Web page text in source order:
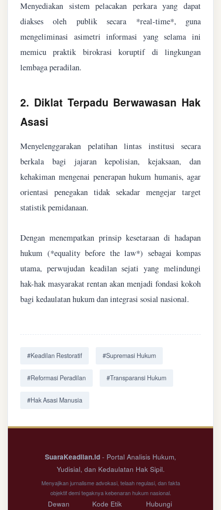
Menyediakan sistem pelacakan perkara yang dapat
diakses oleh publik secara *real-time*, guna
mengeliminasi asimetri informasi yang selama ini
memicu praktik birokrasi koruptif di lingkungan
lembaga peradilan.
2. Diklat Terpadu Berwawasan Hak
Asasi
Menyelenggarakan pelatihan lintas institusi secara
berkala bagi jajaran kepolisian, kejaksaan, dan
kehakiman mengenai penerapan hukum humanis, agar
orientasi penegakan tidak sekadar mengejar target
statistik pemidanaan.
Dengan menempatkan prinsip kesetaraan di hadapan
hukum (*equality before the law*) sebagai kompas
utama, perwujudan keadilan sejati yang melindungi
hak-hak masyarakat rentan akan menjadi fondasi kokoh
bagi kedaulatan hukum dan integrasi sosial nasional.
#Keadilan Restoratif #Supremasi Hukum
#Reformasi Peradilan #Transparansi Hukum
#Hak Asasi Manusia
SuaraKeadilan.id - Portal Analisis Hukum,
Yudisial, dan Kedaulatan Hak Sipil.
Menyajikan jurnalisme advokasi, telaah regulasi, dan fakta
objektif demi tegaknya kebenaran hukum nasional.
Dewan Kode Etik Hubungi